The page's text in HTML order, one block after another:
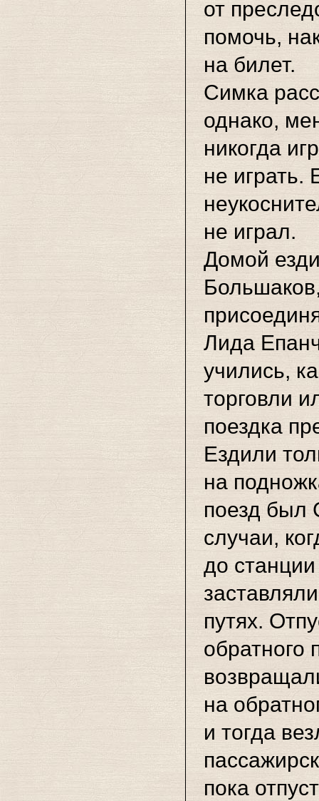
от
помочь,
на билет.
Симка
однако,
никогда
не играть.
не играл.
Домой
Лида
учились,
торговли
поездка
Ездили
на
поезд был
случаи,
до
путях.
обратного
на
и тогда
пока